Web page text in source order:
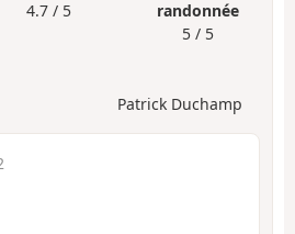
4.7 / 5
randonnée
5 / 5
Patrick Duchamp